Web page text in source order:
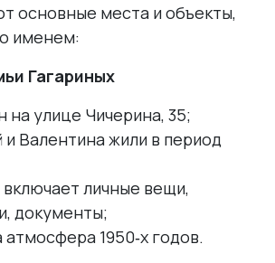
основные места и объекты,
именем:
Гагариных
на улице Чичерина, 35;
Валентина жили в период
включает личные вещи,
документы;
атмосфера 1950‑х годов.